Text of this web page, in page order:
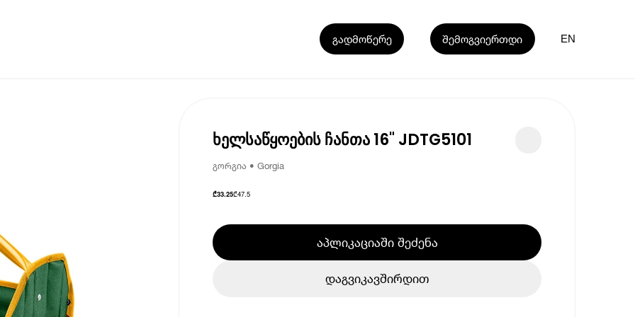
გადმოწერე შემოგვიერთდი EN
ხელსაწყოების ჩანთა 16" JDTG5101
გორგია • Gorgia
₾33.25₾47.5
აპლიკაციაში შეძენა
დაგვიკავშირდით